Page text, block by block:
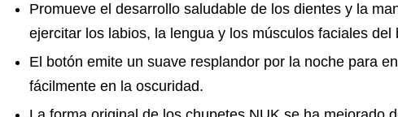
Promueve el desarrollo saludable de los dientes y la
ejercitar los labios, la lengua y los músculos faciales del
El botón emite un suave resplandor por la noche para
fácilmente en la oscuridad.